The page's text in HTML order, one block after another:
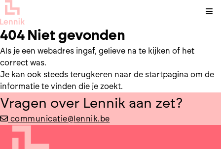
404 Niet gevonden
Als je een webadres ingaf, gelieve na te kijken of het
correct was.
Je kan ook steeds terugkeren naar de startpagina om de
informatie te vinden die je zoekt.
Vragen over Lennik aan zet?
communicatie@lennik.be